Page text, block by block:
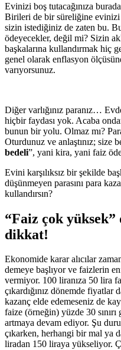
Evinizi boş tutacağınıza
Birileri de bir süreliğine
sizin istediğiniz de zaten bu.
ödeyecekler, değil mi? Sizin
başkalarına kullandırmak hiç
genel olarak enflasyon
varıyorsunuz.
Diğer varlığınız paranız…
hiçbir faydası yok. Acaba
bunun bir yolu. Olmaz mı?
Oturdunuz ve anlaştınız; size
bedeli”, yani kira, yani faiz
Evini karşılıksız bir şekilde
düşünmeyen parasını para
kullandırsın?
“Faiz çok yüksek”
dikkat!
Ekonomide karar alıcılar
demeye başlıyor ve faizlerin
vermiyor. 100 liranıza 50 lira
çıkardığınız dönemde fiyatlar
kazanç elde edemeseniz de
faize (örneğin) yüzde 30
artmaya devam ediyor. Şu
çıkarken, herhangi bir mal ya
liradan 150 liraya yükseliyor.